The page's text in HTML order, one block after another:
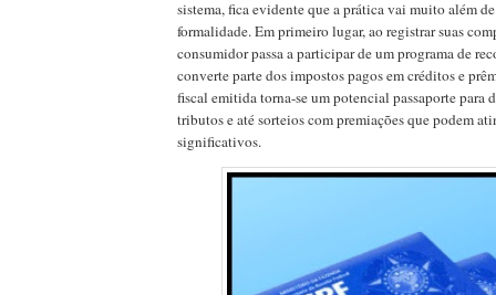
sistema, fica evidente que a prática vai muito além
formalidade. Em primeiro lugar, ao registrar suas
consumidor passa a participar de um programa de
converte parte dos impostos pagos em créditos e
fiscal emitida torna-se um potencial passaporte para
tributos e até sorteios com premiações que podem
significativos.